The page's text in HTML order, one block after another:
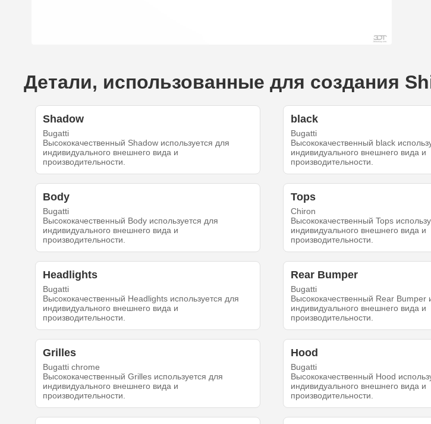
Детали, использованные для создания
Shadow
Bugatti
Высококачественный Shadow используется для
индивидуального внешнего вида и
производительности.
black
Bugatti
Высококачественный black
индивидуального внешнего вида и
производительности.
Body
Bugatti
Высококачественный Body используется для
индивидуального внешнего вида и
производительности.
Tops
Chiron
Высококачественный Tops
индивидуального внешнего вида и
производительности.
Headlights
Bugatti
Высококачественный Headlights используется для
индивидуального внешнего вида и
производительности.
Rear Bumper
Bugatti
Высококачественный Rear Bumper
индивидуального внешнего вида и
производительности.
Grilles
Bugatti chrome
Высококачественный Grilles используется для
индивидуального внешнего вида и
производительности.
Hood
Bugatti
Высококачественный Hood
индивидуального внешнего вида и
производительности.